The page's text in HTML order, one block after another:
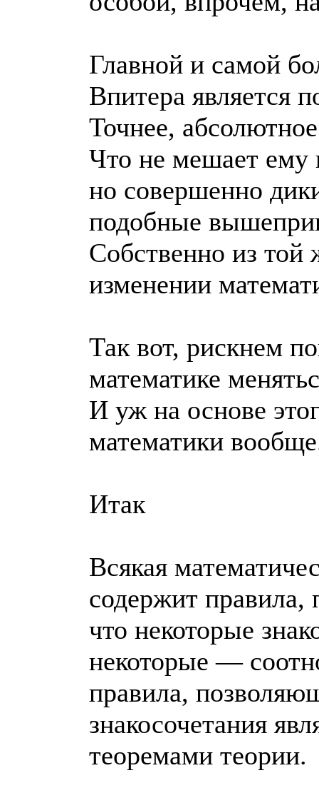
Главной и самой
Впитера является
Точнее,
Что не мешает ему
но совершенно
подобные
Собственно из той
изменении
Так вот, рискнем
математике
И уж на основе
математики
Итак
Всякая
содержит правила,
что некоторые
некоторые —
правила,
знакосочетания
теоремами теории.